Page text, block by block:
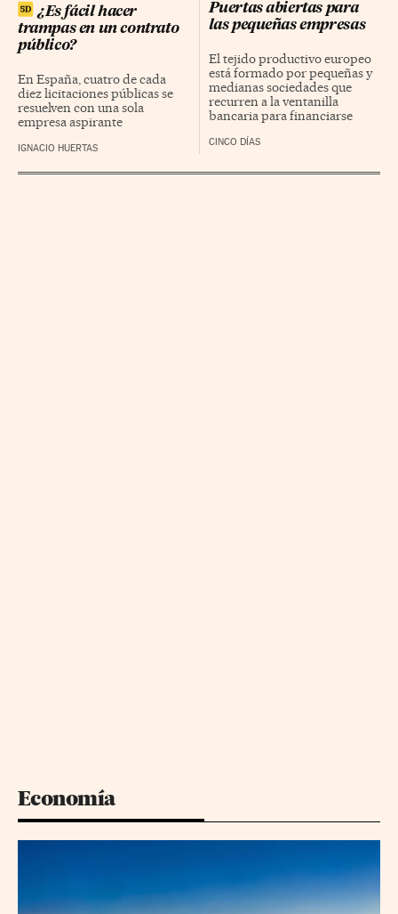
¿Es fácil hacer
trampas en un contrato
público?
IGNACIO HUERTAS
En España, cuatro de cada
diez licitaciones públicas se
resuelven con una sola
empresa aspirante
Puertas abiertas para
las pequeñas empresas
CINCO DÍAS
El tejido productivo europeo
está formado por pequeñas y
medianas sociedades que
recurren a la ventanilla
bancaria para financiarse
Economía